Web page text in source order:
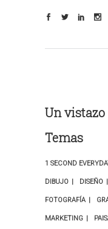
Un
Temas
1 SECOND
DIBUJO DISEÑO
FOTOGRAFÍA
MARKETING